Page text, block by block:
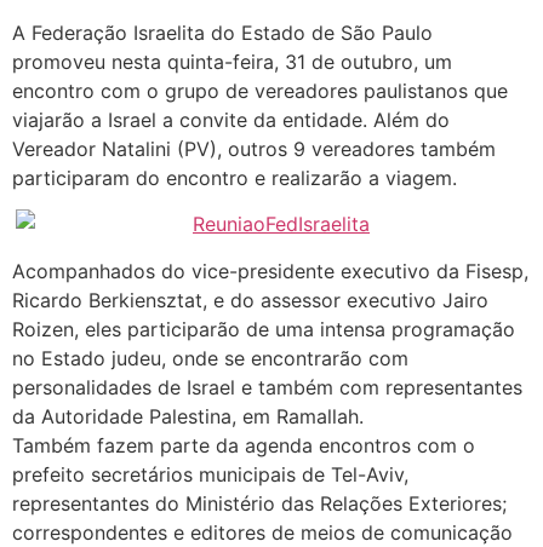
A Federação Israelita do Estado de São Paulo
promoveu nesta quinta-feira, 31 de outubro, um
encontro com o grupo de vereadores paulistanos que
viajarão a Israel a convite da entidade. Além do
Vereador Natalini (PV), outros 9 vereadores também
participaram do encontro e realizarão a viagem.
Acompanhados do vice-presidente executivo da Fisesp,
Ricardo Berkiensztat, e do assessor executivo Jairo
Roizen, eles participarão de uma intensa programação
no Estado judeu, onde se encontrarão com
personalidades de Israel e também com representantes
da Autoridade Palestina, em Ramallah.
Também fazem parte da agenda encontros com o
prefeito secretários municipais de Tel-Aviv,
representantes do Ministério das Relações Exteriores;
correspondentes e editores de meios de comunicação